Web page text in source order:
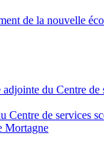
de la nouvelle
du Centre de
de services
Mortagne